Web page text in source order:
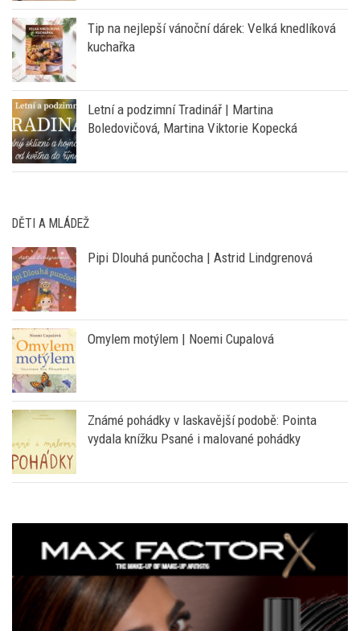
Letní a podzimní Tradinář | Martina
DĚTI A MLÁDEŽ